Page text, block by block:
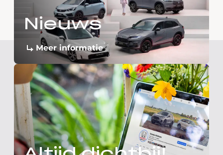
Nieuws
Meer informatie